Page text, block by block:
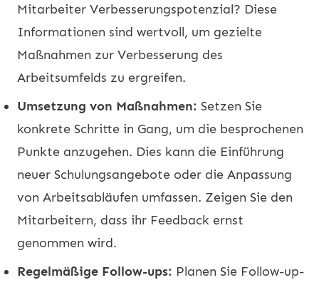
Mitarbeiter Verbesserungspotenzial? Diese
Informationen sind wertvoll, um gezielte
Maßnahmen zur Verbesserung des
Arbeitsumfelds zu ergreifen.
Umsetzung von Maßnahmen: Setzen Sie
konkrete Schritte in Gang, um die besprochenen
Punkte anzugehen. Dies kann die Einführung
neuer Schulungsangebote oder die Anpassung
von Arbeitsabläufen umfassen. Zeigen Sie den
Mitarbeitern, dass ihr Feedback ernst
genommen wird.
Regelmäßige Follow-ups: Planen Sie Follow-up-